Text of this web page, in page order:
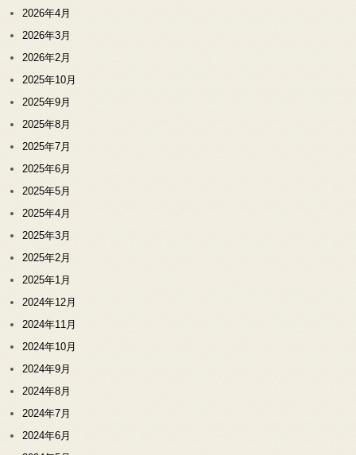
2026年4月
2026年3月
2026年2月
2025年10月
2025年9月
2025年8月
2025年7月
2025年6月
2025年5月
2025年4月
2025年3月
2025年2月
2025年1月
2024年12月
2024年11月
2024年10月
2024年9月
2024年8月
2024年7月
2024年6月